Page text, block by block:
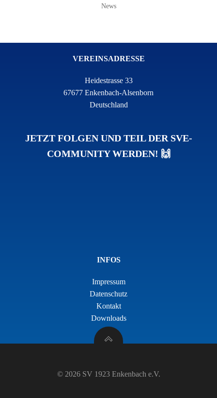
News
VEREINSADRESSE
Heidestrasse 33
67677 Enkenbach-Alsenborn
Deutschland
JETZT FOLGEN UND TEIL DER SVE-
COMMUNITY WERDEN! 🙌
INFOS
Impressum
Datenschutz
Kontakt
Downloads
© 2026 SV 1923 Enkenbach e.V.